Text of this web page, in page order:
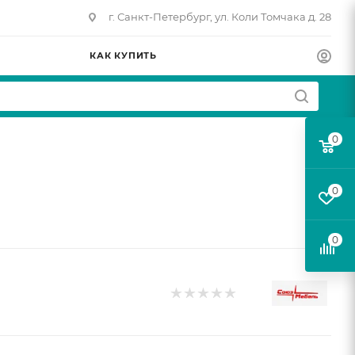
г. Санкт-Петербург, ул. Коли Томчака д. 28
КАК КУПИТЬ
0
0
0